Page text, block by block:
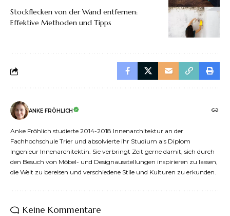
Stockflecken von der Wand entfernen:
Effektive Methoden und Tipps
ANKE FRÖHLICH
Anke Fröhlich studierte 2014-2018 Innenarchitektur an der
Fachhochschule Trier und absolvierte ihr Studium als Diplom
Ingenieur Innenarchitektin. Sie verbringt Zeit gerne damit, sich durch
den Besuch von Möbel- und Designausstellungen inspirieren zu lassen,
die Welt zu bereisen und verschiedene Stile und Kulturen zu erkunden.
Keine Kommentare